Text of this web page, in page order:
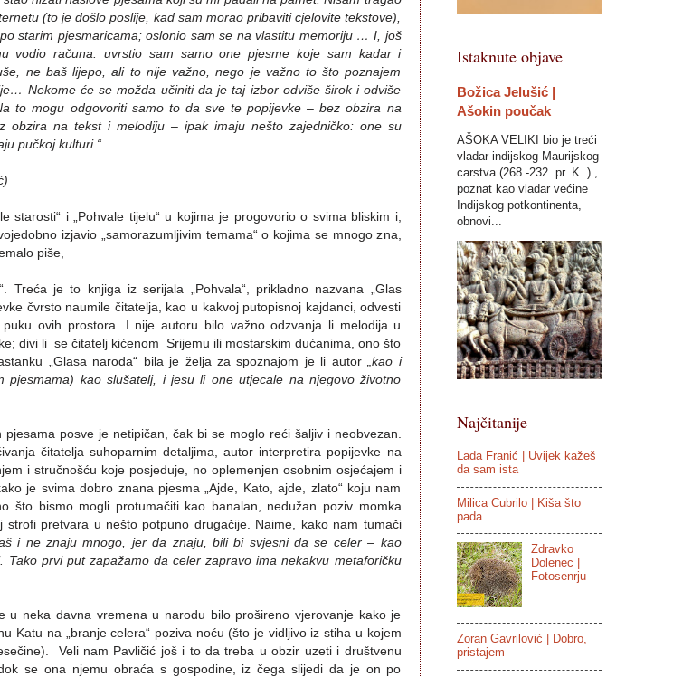
(to je došlo poslije, kad sam morao pribaviti cjelovite tekstove),
starim pjesmaricama; oslonio sam se na vlastitu memoriju … I, još
vodio računa: uvrstio sam samo one pjesme koje sam kadar i
ne baš lijepo, ali to nije važno, nego je važno to što poznajem
Nekome će se možda učiniti da je taj izbor odviše širok i odviše
to mogu odgovoriti samo to da sve te popijevke – bez obzira na
obzira na tekst i melodiju – ipak imaju nešto zajedničko: one su
pučkoj kulturi.“
starosti“ i „Pohvale tijelu“ u kojima je progovorio o svima bliskim i,
izjavio „samorazumljivim temama“ o kojima se mnogo zna,
piše,
Treća je to knjiga iz serijala „Pohvala“, prikladno nazvana „Glas
čvrsto naumile čitatelja, kao u kakvoj putopisnoj kajdanci, odvesti
ovih prostora. I nije autoru bilo važno odzvanja li melodija u
divi li se čitatelj kićenom Srijemu ili mostarskim dućanima, ono što
„Glasa naroda“ bila je želja za spoznajom je li autor
„kao i
pjesmama) kao slušatelj, i jesu li one utjecale na njegovo životno
posve je netipičan, čak bi se moglo reći šaljiv i neobvezan.
čitatelja suhoparnim detaljima, autor interpretira popijevke na
i stručnošću koje posjeduje, no oplemenjen osobnim osjećajem i
je svima dobro znana pjesma „Ajde, Kato, ajde, zlato“ koju nam
što bismo mogli protumačiti kao banalan, nedužan poziv momka
pretvara u nešto potpuno drugačije. Naime, kako nam tumači
i ne znaju mnogo, jer da znaju, bili bi svjesni da se celer – kao
prvi put zapažamo da celer zapravo ima nekakvu metaforičku
u neka davna vremena u narodu bilo prošireno vjerovanje kako je
Katu na „branje celera“ poziva noću (što je vidljivo iz stiha u kojem
Veli nam Pavličić još i to da treba u obzir uzeti i društvenu
se ona njemu obraća s gospodine, iz čega slijedi da je on po
Istaknute objave
Božica Jelušić |
Ašokin poučak
AŠOKA VELIKI bio je treći
vladar indijskog Maurijskog
carstva (268.-232. pr. K. ) ,
poznat kao vladar većine
Indijskog potkontinenta,
obnovi...
Najčitanije
Lada Franić | Uvijek kažeš
da sam ista
Milica Cubrilo | Kiša što
pada
Zdravko
Dolenec |
Fotosenrju
Zoran Gavrilović | Dobro,
pristajem